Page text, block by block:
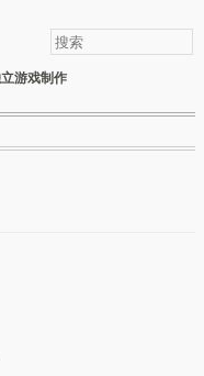
游戏制作